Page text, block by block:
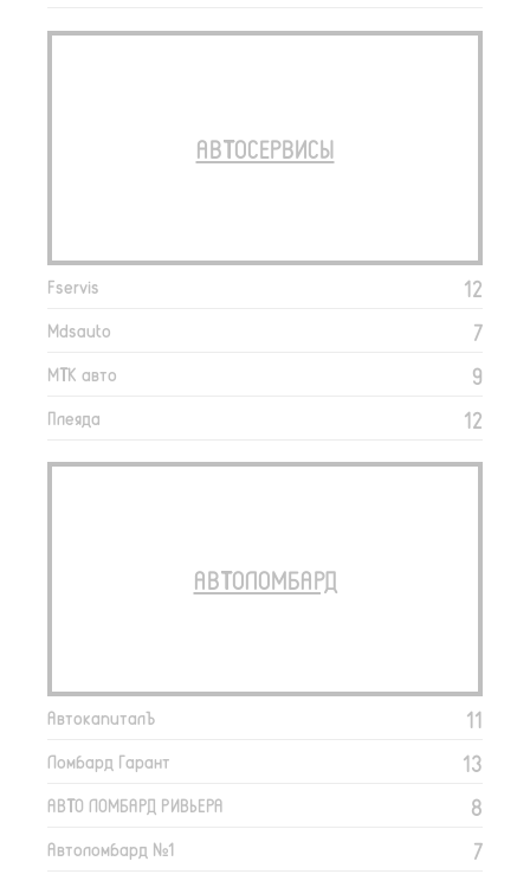
АВТОСЕРВИСЫ
12
Fservis
7
Mdsauto
9
МТК авто
12
Плеяда
АВТОЛОМБАРД
11
АвтокапиталЪ
13
Ломбард Гарант
8
АВТО ЛОМБАРД РИВЬЕРА
7
Автоломбард №1